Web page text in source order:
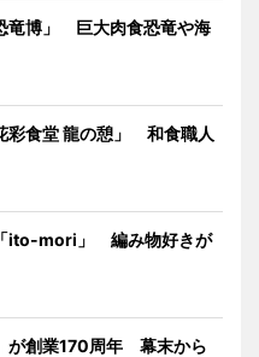
竜博」 巨大肉食恐竜や海
彩食堂 龍の憩」 和食職人
ito-mori」 編み物好きが
が創業170周年 幕末から